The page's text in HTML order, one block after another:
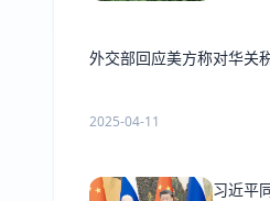
外交部回应美方称对华关
2025-04-11
习近平